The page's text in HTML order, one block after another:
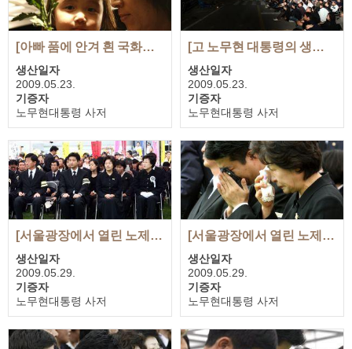
[아빠 품에 안겨 흰 국화꽃을 든 어린이]
생산일자
2009.05.23.
기증자
노무현대통령 사저
첨부 사진
2장
[고 노무현 대통령의 생전 영상을 보는 추모객들]
생산일자
2009.05.23.
기증자
노무현대통령 사저
첨부 사진
1장
[서울광장에서 열린 노제에 참석한 권양숙 여사와 장남 노건호]
생산일자
2009.05.29.
기증자
노무현대통령 사저
첨부 사진
1장
[서울광장에서 열린 노제에서 눈물을 훔치는 권양숙 여사와 장남 노건호]
생산일자
2009.05.29.
기증자
노무현대통령 사저
첨부 사진
4장